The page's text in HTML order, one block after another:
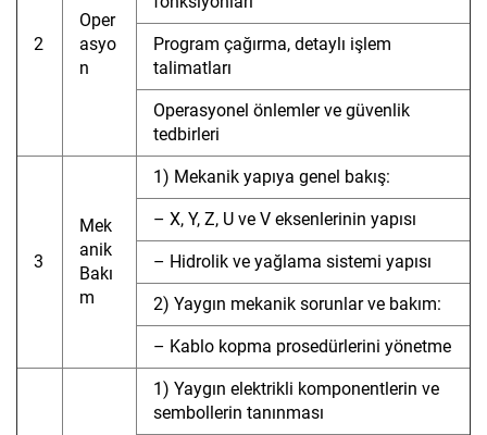
2
Oper
asyo
n
Program çağırma, detaylı işlem
talimatları
Operasyonel önlemler ve güvenlik
tedbirleri
3
Mek
anik
Bakı
m
1) Mekanik yapıya genel bakış:
– X, Y, Z, U ve V eksenlerinin yapısı
– Hidrolik ve yağlama sistemi yapısı
2) Yaygın mekanik sorunlar ve bakım:
– Kablo kopma prosedürlerini yönetme
1) Yaygın elektrikli komponentlerin ve
sembollerin tanınması